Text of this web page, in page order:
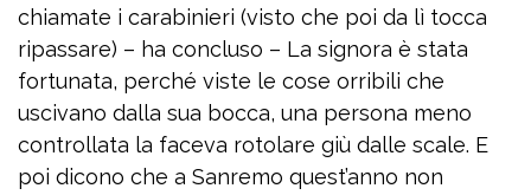
chiamate i carabinieri (visto che poi da lì tocca
ripassare) – ha concluso – La signora è stata
fortunata, perché viste le cose orribili che
uscivano dalla sua bocca, una persona meno
controllata la faceva rotolare giù dalle scale. E
poi dicono che a Sanremo quest’anno non